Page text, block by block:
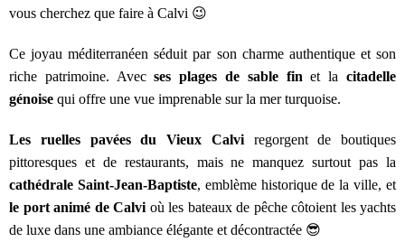
vous cherchez que faire à Calvi 😉
Ce joyau méditerranéen séduit par son charme authentique et son
riche patrimoine. Avecses plages de sable fin et lacitadelle
génoise qui offre une vue imprenable sur la mer turquoise.
Les ruelles pavées du Vieux Calviregorgent de boutiques
pittoresques et de restaurants, mais ne manquez surtout pas la
cathédrale Saint-Jean-Baptiste, emblème historique de la ville, et
le port animé de Calvi où les bateaux de pêche côtoient les yachts
de luxe dans une ambiance élégante et décontractée 😎